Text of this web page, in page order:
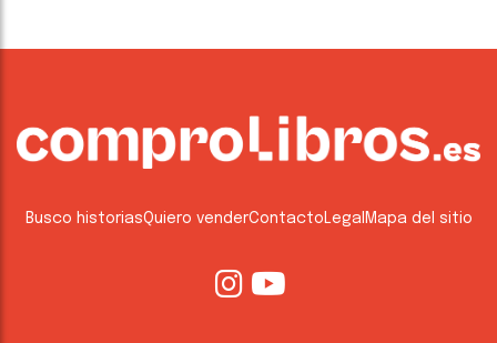
Busco historiasQuiero venderContacto Legal Mapa del sitio